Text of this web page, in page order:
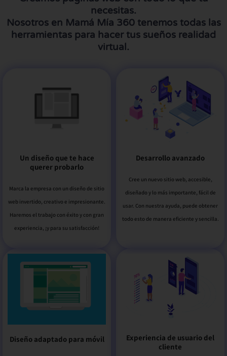
necesitas.
Nosotros en Mamá Mía 360 tenemos todas las
herramientas para hacer tus sueños realidad
virtual.
Un diseño que te hace
querer probarlo
Marca la empresa con un diseño de sitio
web invertido, creativo e impresionante.
Haremos el trabajo con éxito y con gran
experiencia, ¡y para su satisfacción!
Desarrollo avanzado
Cree un nuevo sitio web, accesible,
diseñado y lo más importante, fácil de
usar. Con nuestra ayuda, puede obtener
todo esto de manera eficiente y sencilla.
Diseño adaptado para móvil
Experiencia de usuario del
cliente